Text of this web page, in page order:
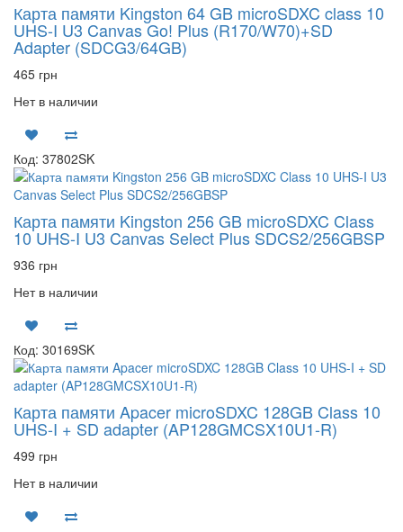
Карта памяти Kingston 64 GB microSDXC class 10
UHS-I U3 Canvas Go! Plus (R170/W70)+SD
Adapter (SDCG3/64GB)
465 грн
Нет в наличии
Код: 37802SK
Карта памяти Kingston 256 GB microSDXC Class
10 UHS-I U3 Canvas Select Plus SDCS2/256GBSP
936 грн
Нет в наличии
Код: 30169SK
Карта памяти Apacer microSDXC 128GB Class 10
UHS-I + SD adapter (AP128GMCSX10U1-R)
499 грн
Нет в наличии